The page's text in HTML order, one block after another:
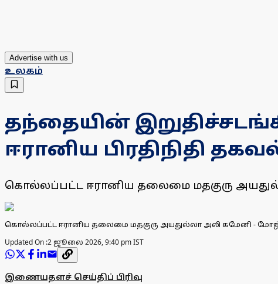
Advertise with us
உலகம்
தந்தையின்
ஈரானிய பிரதிநிதி
கொல்லப்பட்ட ஈரானிய தலைமை மதகுரு
கொல்லப்பட்ட ஈரானிய தலைமை மதகுரு அயதுல்லா அலி கமேனி -
Updated On :2 ஜூலை 2026, 9:40 pm IST
இணையதளச் செய்திப் பிரிவு